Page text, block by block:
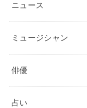
ニュース
ミュージシャン
俳優
占い